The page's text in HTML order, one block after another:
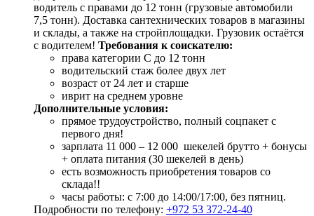
водитель с правами до 12 тонн (грузовые автомобили
7,5 тонн). Доставка сантехнических товаров в магазины
и склады, а также на стройплощадки. Грузовик остаётся
с водителем! Требования к соискателю:
права категории С до 12 тонн
водительский стаж более двух лет
возраст от 24 лет и старше
иврит на среднем уровне
Дополнительные условия:
прямое трудоустройство, полный соцпакет с
первого дня!
зарплата 11 000 – 12 000 шекелей брутто + бонусы
+ оплата питания (30 шекелей в день)
есть возможность приобретения товаров со
склада!!
часы работы: с 7:00 до 14:00/17:00, без пятниц.
Подробности по телефону: +972 53 372-24-40